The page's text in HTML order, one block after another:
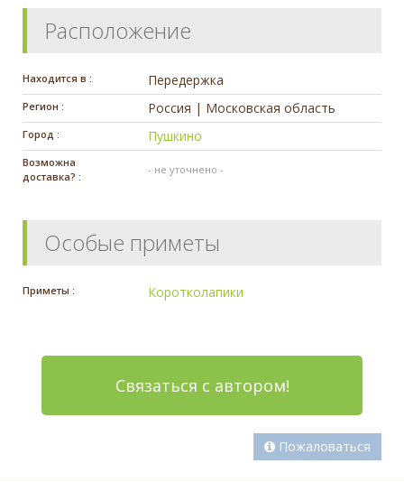
Расположение
Находится в : Передержка
Регион : Россия | Московская область
Город : Пушкино
Возможна
доставка? :
- не уточнено -
Особые приметы
Приметы : Коротколапики
Связаться с автором!
Пожаловаться